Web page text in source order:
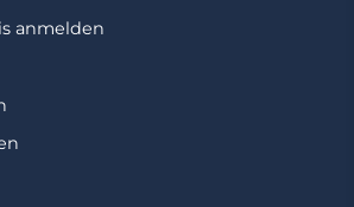
anmelden